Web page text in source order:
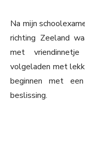
Na mijn
richting Zeeland
met
volgeladen met
beginnen met
beslissing.